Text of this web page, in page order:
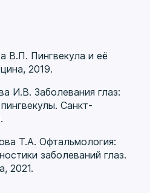
оценка
В.П. Пингвекула и её
2019.
И.В. Заболевания глаз:
Санкт-
Т.А. Офтальмология:
заболеваний глаз.
2021.